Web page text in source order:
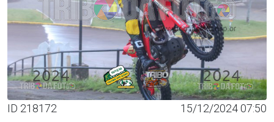
ID 218172 15/12/2024 07:50